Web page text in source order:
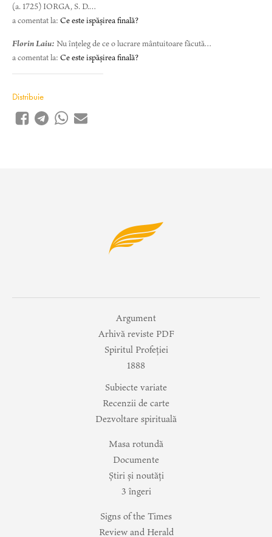
(a. 1725) IORGA, S. D.…
a comentat la: Ce este ispășirea finală?
Florin Laiu: Nu înțeleg de ce o lucrare mântuitoare făcută…
a comentat la: Ce este ispășirea finală?
Distribuie
Argument
Arhivă reviste PDF
Spiritul Profeției
1888
Subiecte variate
Recenzii de carte
Dezvoltare spirituală
Masa rotundă
Documente
Știri și noutăți
3 îngeri
Signs of the Times
Review and Herald